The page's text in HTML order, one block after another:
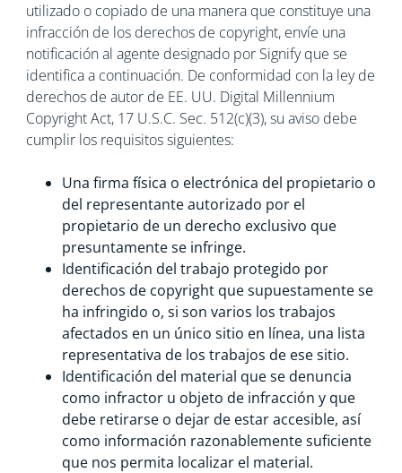
utilizado o copiado de una manera que constituye una
infracción de los derechos de copyright, envíe una
notificación al agente designado por Signify que se
identifica a continuación. De conformidad con la ley de
derechos de autor de EE. UU. Digital Millennium
Copyright Act, 17 U.S.C. Sec. 512(c)(3), su aviso debe
cumplir los requisitos siguientes:
Una firma física o electrónica del propietario o
del representante autorizado por el
propietario de un derecho exclusivo que
presuntamente se infringe.
Identificación del trabajo protegido por
derechos de copyright que supuestamente se
ha infringido o, si son varios los trabajos
afectados en un único sitio en línea, una lista
representativa de los trabajos de ese sitio.
Identificación del material que se denuncia
como infractor u objeto de infracción y que
debe retirarse o dejar de estar accesible, así
como información razonablemente suficiente
que nos permita localizar el material.